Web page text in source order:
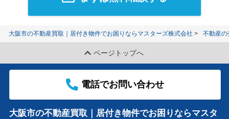
大阪市の不動産買取｜居付き物件でお困りならマスターズ株式会社 不動産の
ページトップへ
電話でお問い合わせ
大阪市の不動産買取｜居付き物件でお困りならマスタ